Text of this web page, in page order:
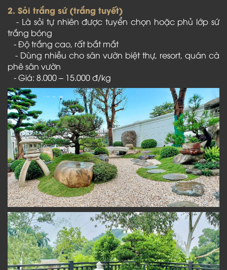
2. Sỏi trắng sứ (trắng tuyết)
- Là sỏi tự nhiên được tuyển chọn hoặc phủ lớp sứ
trắng bóng
- Độ trắng cao, rất bắt mắt
- Dùng nhiều cho sân vườn biệt thự, resort, quán cà
phê sân vườn
- Giá: 8.000 – 15.000 đ/kg